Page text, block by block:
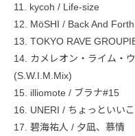
11. kycoh / Life-size
12. MöSHI / Back And
13. TOKYO RAVE
14. カメレオン・ライム・
(S.W.I.M.Mix)
15. illiomote / ブラナ#15
16. UNERI / ちょっといい
17. 碧海祐人 / 夕凪、慕情